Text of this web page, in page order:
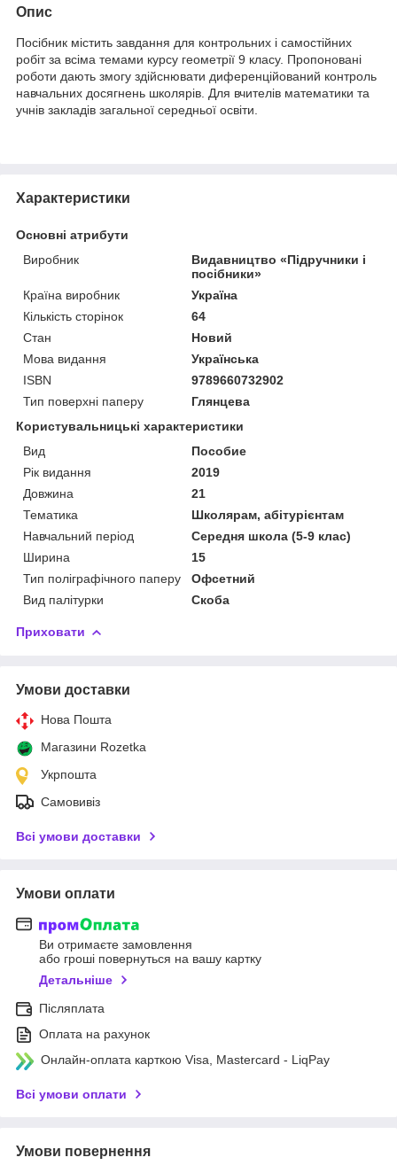
Опис
Посібник містить завдання для контрольних і самостійних
робіт за всіма темами курсу геометрії 9 класу. Пропоновані
роботи дають змогу здійснювати диференційований контроль
навчальних досягнень школярів. Для вчителів математики та
учнів закладів загальної середньої освіти.
Характеристики
Основні атрибути
Виробник
Видавництво «Підручники і
посібники»
Країна виробник
Україна
Кількість сторінок
64
Стан
Новий
Мова видання
Українська
ISBN
9789660732902
Тип поверхні паперу
Глянцева
Користувальницькі характеристики
Вид
Пособие
Рік видання
2019
Довжина
21
Тематика
Школярам, абітурієнтам
Навчальний період
Середня школа (5-9 клас)
Ширина
15
Тип поліграфічного паперу
Офсетний
Вид палітурки
Скоба
Приховати
Умови доставки
Нова Пошта
Магазини Rozetka
Укрпошта
Самовивіз
Всі умови доставки
Умови оплати
Ви отримаєте замовлення
або гроші повернуться на вашу картку
Детальніше
Післяплата
Оплата на рахунок
Онлайн-оплата карткою Visa, Mastercard - LiqPay
Всі умови оплати
Умови повернення